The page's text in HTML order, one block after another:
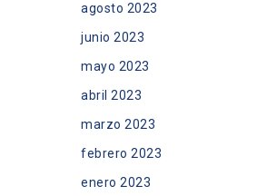
agosto 2023
junio 2023
mayo 2023
abril 2023
marzo 2023
febrero 2023
enero 2023